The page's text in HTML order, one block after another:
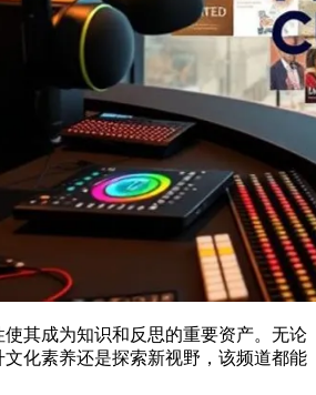
其成为知识和反思的重要资产。无论
化素养还是探索新视野，该频道都能